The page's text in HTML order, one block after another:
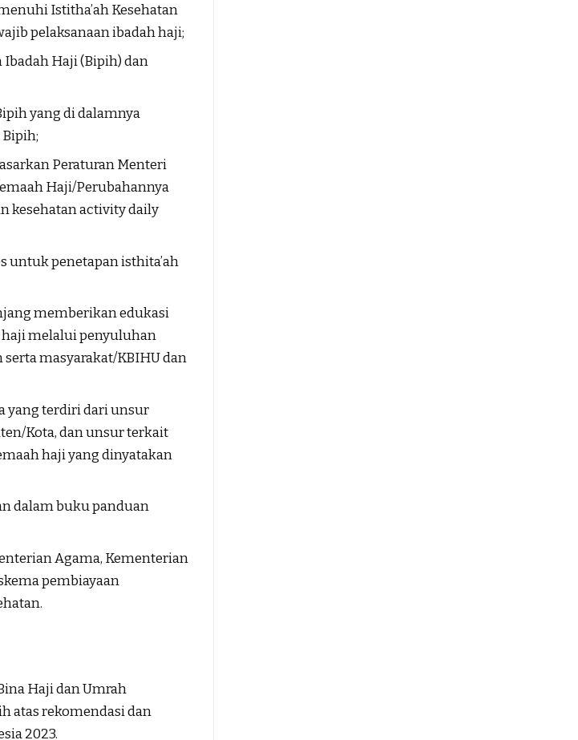
Istitha’ah Kesehatan
pelaksanaan ibadah haji;
Ibadah Haji (Bipih) dan
yang di dalamnya
Peraturan Menteri
Haji/Perubahannya
kesehatan activity daily
untuk penetapan isthita’ah
memberikan edukasi
haji melalui penyuluhan
masyarakat/KBIHU dan
yang terdiri dari unsur
Kota, dan unsur terkait
haji yang dinyatakan
dalam buku panduan
Agama, Kementerian
pembiayaan
Haji dan Umrah
atas rekomendasi dan
2023.